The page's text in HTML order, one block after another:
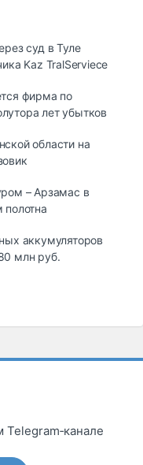
суд в Туле
Kaz TralServiece
фирма по
лет убытков
области на
– Арзамас в
полотна
аккумуляторов
млн руб.